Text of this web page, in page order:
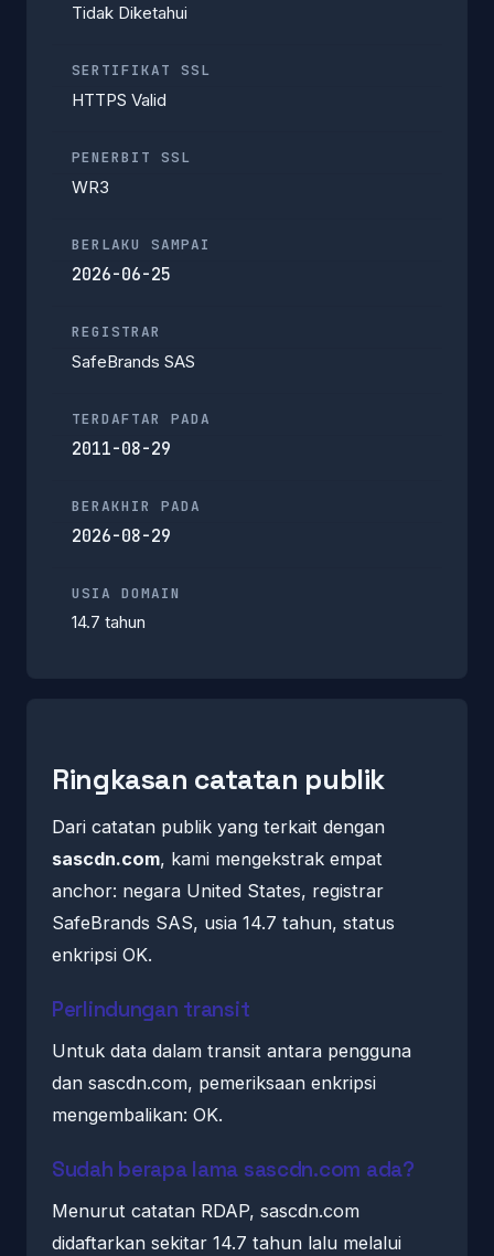
Tidak Diketahui
SERTIFIKAT SSL
HTTPS Valid
PENERBIT SSL
WR3
BERLAKU SAMPAI
2026-06-25
REGISTRAR
SafeBrands SAS
TERDAFTAR PADA
2011-08-29
BERAKHIR PADA
2026-08-29
USIA DOMAIN
14.7 tahun
Ringkasan catatan publik
Dari catatan publik yang terkait dengan
sascdn.com, kami mengekstrak empat
anchor: negara United States, registrar
SafeBrands SAS, usia 14.7 tahun, status
enkripsi OK.
Perlindungan transit
Untuk data dalam transit antara pengguna
dan sascdn.com, pemeriksaan enkripsi
mengembalikan: OK.
Sudah berapa lama sascdn.com ada?
Menurut catatan RDAP, sascdn.com
didaftarkan sekitar 14.7 tahun lalu melalui